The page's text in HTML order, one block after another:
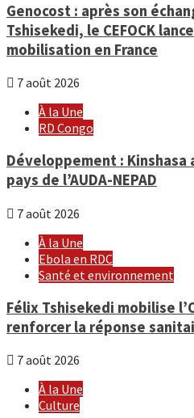
Genocost : après son
Tshisekedi, le CEFOCK
mobilisation en France
7 août 2026
À la Une
RD Congo
Développement : Kinshasa
pays de l’AUDA-NEPAD
7 août 2026
À la Une
Ebola en RDC
Santé et environnement
Félix Tshisekedi mobilise
renforcer la réponse
7 août 2026
À la Une
Culture